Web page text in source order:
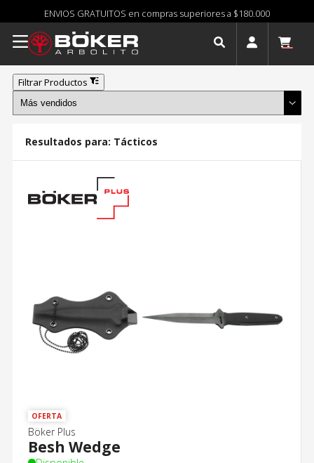
ENVIOS GRATUITOS en compras superiores a $180.000
Filtrar Productos
Resultados para: Tácticos
OFERTA
Böker Plus
Besh Wedge